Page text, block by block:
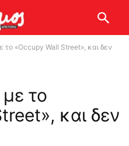
το «Occupy Wall Street», και δεν
με το
και δεν